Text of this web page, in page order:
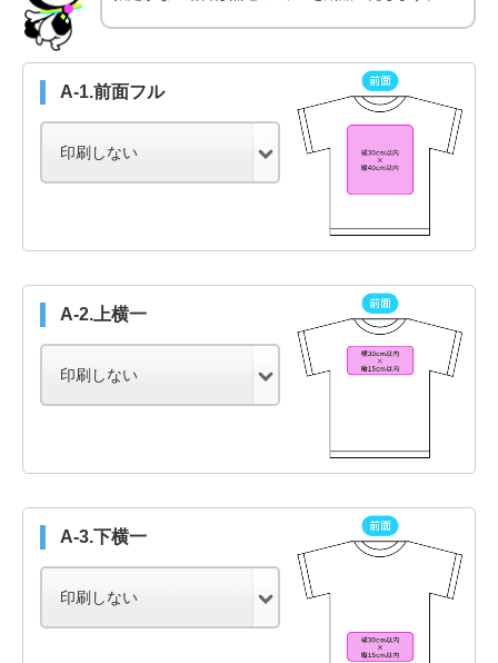
A-1.前面フル
A-2.上横一
A-3.下横一